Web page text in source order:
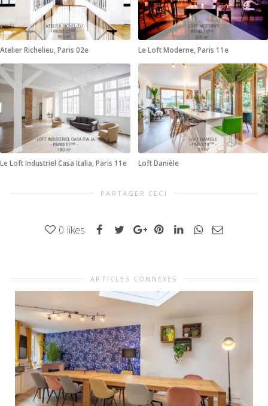
Atelier Richelieu, Paris 02e Le Loft Moderne, Paris 11e
Le Loft Industriel Casa Italia, Paris 11e Loft Danièle
PARTAGER CECI
0 likes
ARTICLES CONNEXES